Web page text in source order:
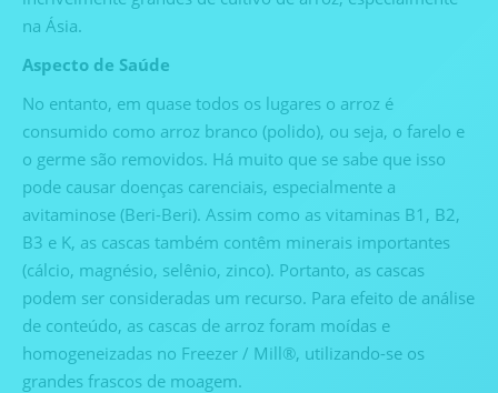
na Ásia.
Aspecto de Saúde
No entanto, em quase todos os lugares o arroz é
consumido como arroz branco (polido), ou seja, o farelo e
o germe são removidos. Há muito que se sabe que isso
pode causar doenças carenciais, especialmente a
avitaminose (Beri-Beri). Assim como as vitaminas B1, B2,
B3 e K, as cascas também contêm minerais importantes
(cálcio, magnésio, selênio, zinco). Portanto, as cascas
podem ser consideradas um recurso. Para efeito de análise
de conteúdo, as cascas de arroz foram moídas e
homogeneizadas no Freezer / Mill®, utilizando-se os
grandes frascos de moagem.